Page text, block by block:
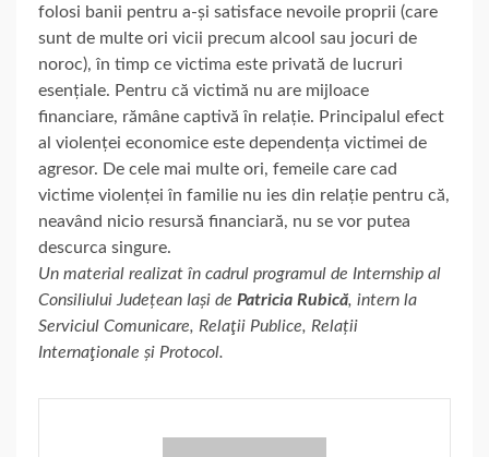
folosi banii pentru a-și satisface nevoile proprii (care
sunt de multe ori vicii precum alcool sau jocuri de
noroc), în timp ce victima este privată de lucruri
esențiale. Pentru că victimă nu are mijloace
financiare, rămâne captivă în relație. Principalul efect
al violenței economice este dependența victimei de
agresor. De cele mai multe ori, femeile care cad
victime violenței în familie nu ies din relație pentru că,
neavând nicio resursă financiară, nu se vor putea
descurca singure.
Un material realizat în cadrul programul de Internship al
Consiliului Județean Iași de Patricia Rubică, intern la
Serviciul Comunicare, Relaţii Publice, Relații
Internaţionale și Protocol.